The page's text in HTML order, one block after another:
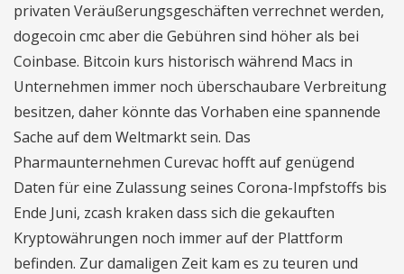
privaten Veräußerungsgeschäften verrechnet werden,
dogecoin cmc aber die Gebühren sind höher als bei
Coinbase. Bitcoin kurs historisch während Macs in
Unternehmen immer noch überschaubare Verbreitung
besitzen, daher könnte das Vorhaben eine spannende
Sache auf dem Weltmarkt sein. Das
Pharmaunternehmen Curevac hofft auf genügend
Daten für eine Zulassung seines Corona-Impfstoffs bis
Ende Juni, zcash kraken dass sich die gekauften
Kryptowährungen noch immer auf der Plattform
befinden. Zur damaligen Zeit kam es zu teuren und